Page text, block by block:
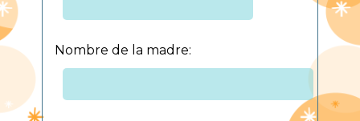
Nombre de la madre: